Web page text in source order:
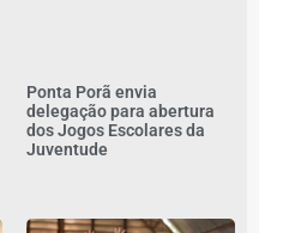
Ponta Porã envia
delegação para abertura
dos Jogos Escolares da
Juventude